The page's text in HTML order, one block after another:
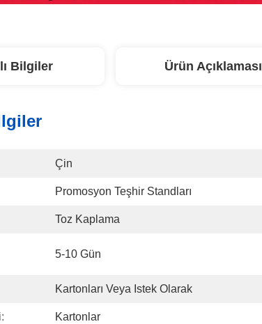
Bilgiler Ürün Açıklaması
Çin
Promosyon Teşhir Standları
Toz Kaplama
5-10 Gün
Kartonları Veya Istek Olarak
Kartonlar